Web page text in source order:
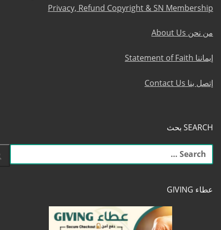
Privacy, Refund Copyright & SN Membership
من نحن About Us
إيماننا Statement of Faith
إتصل بنا Contact Us
SEARCH بحث
البحث
عن:
عطاء GIVING